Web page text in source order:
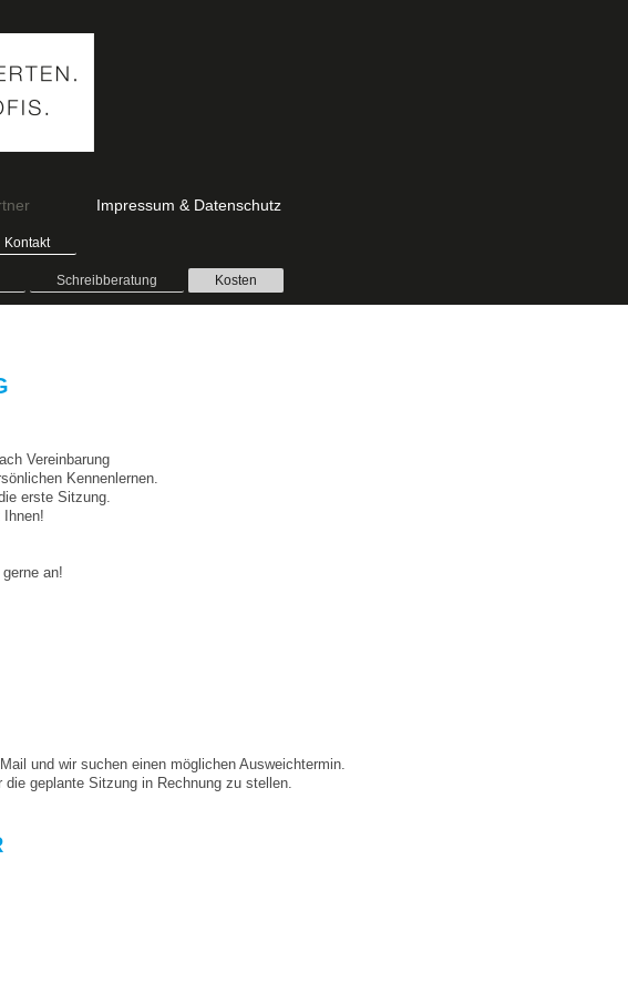
Impressum & Datenschutz
Kontakt
Schreibberatung Kosten
Vereinbarung
Kennenlernen.
erste Sitzung.
an!
und wir suchen einen möglichen Ausweichtermin.
geplante Sitzung in Rechnung zu stellen.